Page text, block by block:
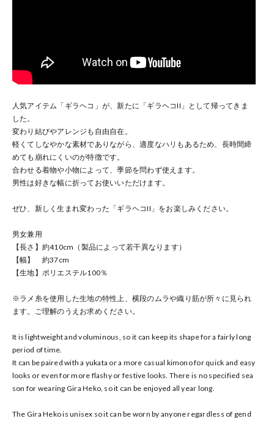
人気アイテム「ギラヘコ」が、新たに「ギラヘコII」として帰ってきま
した。
変わり結びやアレンジも自由自在。
軽くてしなやかな素材でありながら、適度なハリもあるため、長時間締
めても崩れにくいのが特徴です。
合わせる着物や小物によって、季節を問わず使えます。
男性は好きな幅に折ってお使いいただけます。
ぜひ、新しく生まれ変わった「ギラヘコII」をお楽しみください。
男女兼用
【長さ】約410cm（製品によって若干異なります）
【幅】 約37cm
【生地】ポリエステル100％
※ラメ糸を使用した生地の特性上、横段のムラや織り筋が所々に見られ
ます。ご理解のうえお求めください。
It is lightweight and voluminous, so it can keep its shape for a fairly long
period of time.
It can be paired with a yukata or a more casual kimono for quick and easy
looks or even for more flashy or festive looks. There is no specified sea
son for wearing Gira Heko, so it can be enjoyed all year long.
The Gira Heko is unisex so it can be worn by anyone regardless of gend